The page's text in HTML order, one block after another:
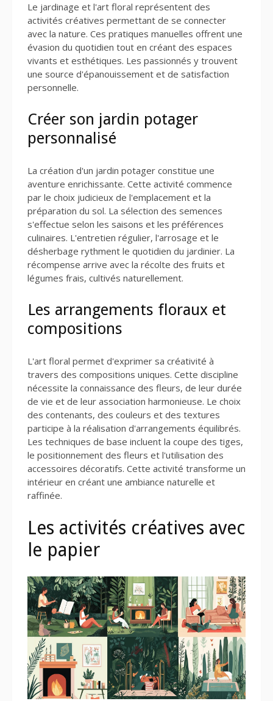
Le jardinage et l'art floral représentent des
activités créatives permettant de se connecter
avec la nature. Ces pratiques manuelles offrent une
évasion du quotidien tout en créant des espaces
vivants et esthétiques. Les passionnés y trouvent
une source d'épanouissement et de satisfaction
personnelle.
Créer son jardin potager
personnalisé
La création d'un jardin potager constitue une
aventure enrichissante. Cette activité commence
par le choix judicieux de l'emplacement et la
préparation du sol. La sélection des semences
s'effectue selon les saisons et les préférences
culinaires. L'entretien régulier, l'arrosage et le
désherbage rythment le quotidien du jardinier. La
récompense arrive avec la récolte des fruits et
légumes frais, cultivés naturellement.
Les arrangements floraux et
compositions
L'art floral permet d'exprimer sa créativité à
travers des compositions uniques. Cette discipline
nécessite la connaissance des fleurs, de leur durée
de vie et de leur association harmonieuse. Le choix
des contenants, des couleurs et des textures
participe à la réalisation d'arrangements équilibrés.
Les techniques de base incluent la coupe des tiges,
le positionnement des fleurs et l'utilisation des
accessoires décoratifs. Cette activité transforme un
intérieur en créant une ambiance naturelle et
raffinée.
Les activités créatives avec
le papier